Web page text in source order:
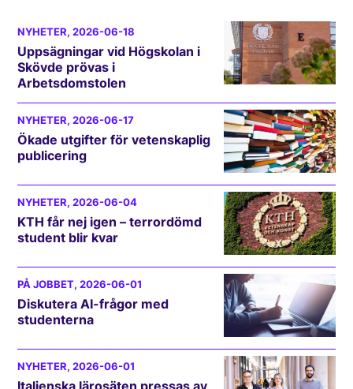
NYHETER, 2026-06-18
Uppsägningar vid Högskolan i
Skövde prövas i
Arbetsdomstolen
NYHETER, 2026-06-17
Ökade utgifter för vetenskaplig
publicering
NYHETER, 2026-06-04
KTH får nej igen – terrordömd
student blir kvar
PÅ JOBBET, 2026-06-01
Diskutera AI-frågor med
studenterna
NYHETER, 2026-06-01
Italienska lärosäten pressas av